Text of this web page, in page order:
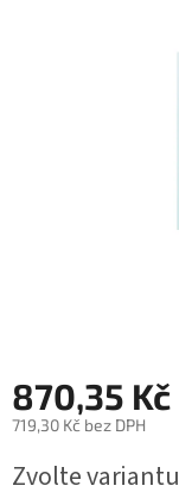
870,35 Kč
719,30 Kč bez DPH
cena:
Zvolte variantu